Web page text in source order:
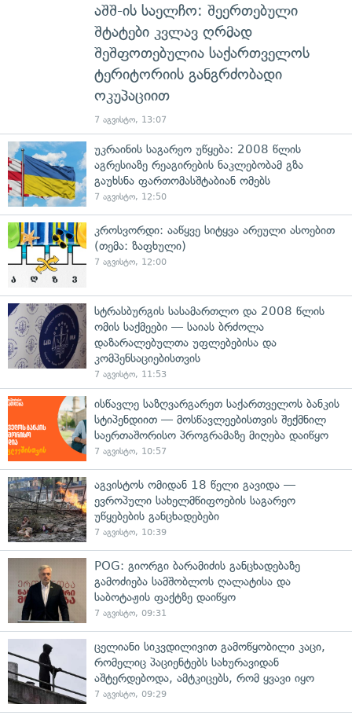
აშშ-ის საელჩო: შეერთებული
შტატები კვლავ ღრმად
შეშფოთებულია საქართველოს
ტერიტორიის განგრძობადი
ოკუპაციით
7 აგვისტო, 13:07
უკრაინის საგარეო უწყება: 2008 წლის
აგრესიაზე რეაგირების ნაკლებობამ გზა
გაუხსნა ფართომასშტაბიან ომებს
7 აგვისტო, 12:50
კროსვორდი: ააწყვე სიტყვა არეული ასოებით
(თემა: ზაფხული)
7 აგვისტო, 12:00
სტრასბურგის სასამართლო და 2008 წლის
ომის საქმეები — საიას ბრძოლა
დაზარალებულთა უფლებებისა და
კომპენსაციებისთვის
7 აგვისტო, 11:53
ისწავლე საზღვარგარეთ საქართველოს ბანკის
სტიპენდიით — მოსწავლეებისთვის შექმნილ
საერთაშორისო პროგრამაზე მიღება დაიწყო
7 აგვისტო, 10:57
აგვისტოს ომიდან 18 წელი გავიდა —
ევროპული სახელმწიფოების საგარეო
უწყებების განცხადებები
7 აგვისტო, 10:39
POG: გიორგი ბარამიძის განცხადებაზე
გამოძიება სამშობლოს ღალატისა და
საბოტაჟის ფაქტზე დაიწყო
7 აგვისტო, 09:31
ცელიანი სიკვდილივით გამოწყობილი კაცი,
რომელიც პაციენტებს სახურავიდან
აშტერდებოდა, ამტკიცებს, რომ ყვავი იყო
7 აგვისტო, 09:29